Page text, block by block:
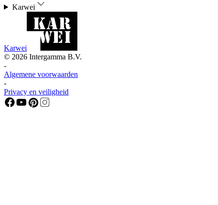
Karwei
Karwei
© 2026 Intergamma B.V.
-
Algemene voorwaarden
-
Privacy en veiligheid